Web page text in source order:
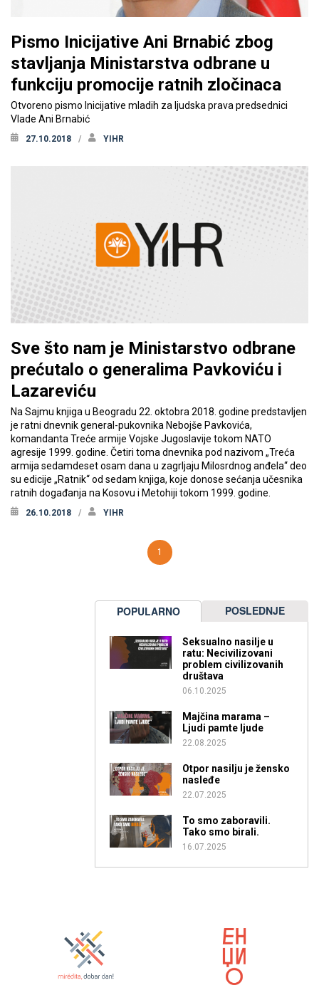
Pismo Inicijative Ani Brnabić zbog
stavljanja Ministarstva odbrane u
funkciju promocije ratnih zločinaca
Otvoreno pismo Inicijative mladih za ljudska prava predsednici
Vlade Ani Brnabić
27.10.2018 YIHR
Sve što nam je Ministarstvo odbrane
prećutalo o generalima Pavkoviću i
Lazareviću
Na Sajmu knjiga u Beogradu 22. oktobra 2018. godine predstavljen
je ratni dnevnik general-pukovnika Nebojše Pavkovića,
komandanta Treće armije Vojske Jugoslavije tokom NATO
agresije 1999. godine. Četiri toma dnevnika pod nazivom „Treća
armija sedamdeset osam dana u zagrljaju Milosrdnog anđela“ deo
su edicije „Ratnik“ od sedam knjiga, koje donose sećanja učesnika
ratnih događanja na Kosovu i Metohiji tokom 1999. godine.
26.10.2018 YIHR
1
POPULARNO POSLEDNJE
Seksualno nasilje u
ratu: Necivilizovani
problem civilizovanih
društava
06.10.2025
Majčina marama –
Ljudi pamte ljude
22.08.2025
Otpor nasilju je žensko
nasleđe
22.07.2025
To smo zaboravili.
Tako smo birali.
16.07.2025